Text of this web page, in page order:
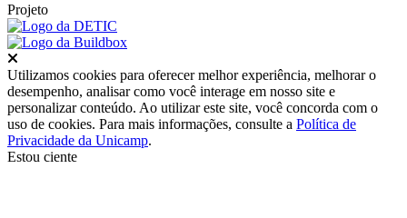
Projeto
Utilizamos cookies para oferecer melhor experiência, melhorar o
desempenho, analisar como você interage em nosso site e
personalizar conteúdo. Ao utilizar este site, você concorda com o
uso de cookies. Para mais informações, consulte a Política de
Privacidade da Unicamp.
Estou ciente